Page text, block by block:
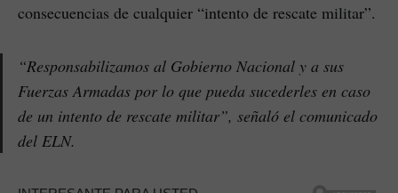
consecuencias de cualquier “intento de rescate militar”.
“Responsabilizamos al Gobierno Nacional y a sus
Fuerzas Armadas por lo que pueda sucederles en caso
de un intento de rescate militar”, señaló el comunicado
del ELN.